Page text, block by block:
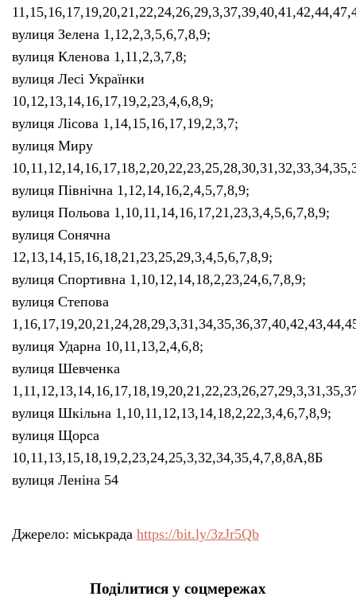
вулиця Зелена 1,12,2,3,5,6,7,8,9;
вулиця Кленова 1,11,2,3,7,8;
вулиця Лесі Українки
10,12,13,14,16,17,19,2,23,4,6,8,9;
вулиця Лісова 1,14,15,16,17,19,2,3,7;
вулиця Миру
вулиця Північна 1,12,14,16,2,4,5,7,8,9;
вулиця Польова 1,10,11,14,16,17,21,23,3,4,5,6,7,8,9;
вулиця Сонячна
12,13,14,15,16,18,21,23,25,29,3,4,5,6,7,8,9;
вулиця Спортивна 1,10,12,14,18,2,23,24,6,7,8,9;
вулиця Степова
вулиця Ударна 10,11,13,2,4,6,8;
вулиця Шевченка
вулиця Шкільна 1,10,11,12,13,14,18,2,22,3,4,6,7,8,9;
вулиця Щорса
10,11,13,15,18,19,2,23,24,25,3,32,34,35,4,7,8,8А,8Б
вулиця Леніна 54
Джерело: міськрада https://bit.ly/3zJr5Qb
Поділитися у соцмережах